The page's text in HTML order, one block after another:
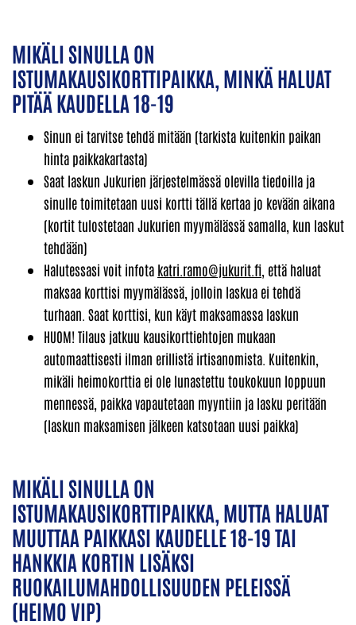
MIKÄLI SINULLA ON
ISTUMAKAUSIKORTTIPAIKKA, MINKÄ HALUAT
PITÄÄ KAUDELLA 18-19
Sinun ei tarvitse tehdä mitään (tarkista kuitenkin paikan
hinta paikkakartasta)
Saat laskun Jukurien järjestelmässä olevilla tiedoilla ja
sinulle toimitetaan uusi kortti tällä kertaa jo kevään aikana
(kortit tulostetaan Jukurien myymälässä samalla, kun laskut
tehdään)
Halutessasi voit infota katri.ramo@jukurit.fi , että haluat
maksaa korttisi myymälässä, jolloin laskua ei tehdä
turhaan. Saat korttisi, kun käyt maksamassa laskun
HUOM! Tilaus jatkuu kausikorttiehtojen mukaan
automaattisesti ilman erillistä irtisanomista. Kuitenkin,
mikäli heimokorttia ei ole lunastettu toukokuun loppuun
mennessä, paikka vapautetaan myyntiin ja lasku peritään
(laskun maksamisen jälkeen katsotaan uusi paikka)
MIKÄLI SINULLA ON
ISTUMAKAUSIKORTTIPAIKKA, MUTTA HALUAT
MUUTTAA PAIKKASI KAUDELLE 18-19 TAI
HANKKIA KORTIN LISÄKSI
RUOKAILUMAHDOLLISUUDEN PELEISSÄ
(HEIMO VIP)